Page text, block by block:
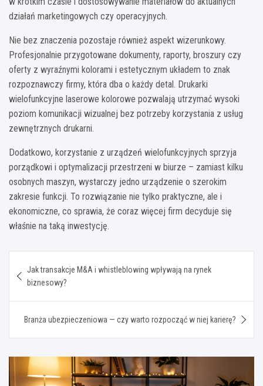
działań marketingowych czy operacyjnych.
Nie bez znaczenia pozostaje również aspekt wizerunkowy.
Profesjonalnie przygotowane dokumenty, raporty, broszury czy
oferty z wyraźnymi kolorami i estetycznym układem to znak
rozpoznawczy firmy, która dba o każdy detal. Drukarki
wielofunkcyjne laserowe kolorowe pozwalają utrzymać wysoki
poziom komunikacji wizualnej bez potrzeby korzystania z usług
zewnętrznych drukarni.
Dodatkowo, korzystanie z urządzeń wielofunkcyjnych sprzyja
porządkowi i optymalizacji przestrzeni w biurze – zamiast kilku
osobnych maszyn, wystarczy jedno urządzenie o szerokim
zakresie funkcji. To rozwiązanie nie tylko praktyczne, ale i
ekonomiczne, co sprawia, że coraz więcej firm decyduje się
właśnie na taką inwestycję.
wpisu
Jak transakcje M&A i whistleblowing wpływają na rynek
biznesowy?
Branża ubezpieczeniowa — czy warto rozpocząć w niej karierę?